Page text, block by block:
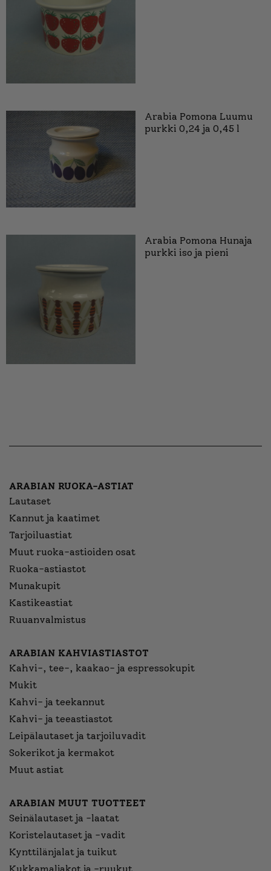
Arabia Pomona Luumu
purkki 0,24 ja 0,45 l
Arabia Pomona Hunaja
purkki iso ja pieni
ARABIAN RUOKA-ASTIAT
Lautaset
Kannut ja kaatimet
Tarjoiluastiat
Muut ruoka-astioiden osat
Ruoka-astiastot
Munakupit
Kastikeastiat
Ruuanvalmistus
ARABIAN KAHVIASTIASTOT
Kahvi-, tee-, kaakao- ja espressokupit
Mukit
Kahvi- ja teekannut
Kahvi- ja teeastiastot
Leipälautaset ja tarjoiluvadit
Sokerikot ja kermakot
Muut astiat
ARABIAN MUUT TUOTTEET
Seinälautaset ja -laatat
Koristelautaset ja -vadit
Kynttilänjalat ja tuikut